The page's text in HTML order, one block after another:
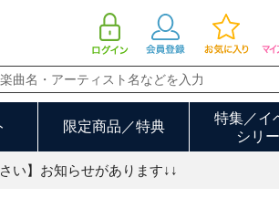
限定商品／特典
特集／イ
シリ
い】お知らせがあります↓↓